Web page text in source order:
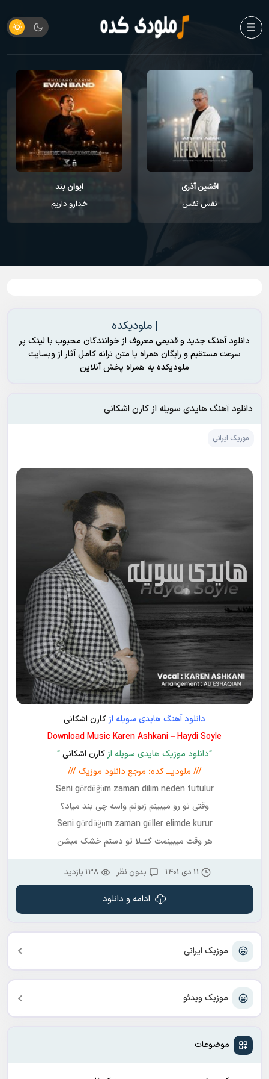
افشین آذری
نفس نفس
ایوان بند
خدارو داریم
موزیک ایرانی
موزیک ویدئو
موضوعات
| ملودیکده
دانلود آهنگ جدید و قدیمی معروف از خوانندگان محبوب با لینک پر
سرعت مستقیم و رایگان همراه با متن ترانه کامل آثار از وبسایت
ملودیکده به همراه پخش آنلاین
دانلود آهنگ هایدی سویله از کارن اشکانی
موزیک ایرانی
دانلود آهنگ هایدی سویله از کارن اشکانی
Download Music Karen Ashkani – Haydi Soyle
“دانلود موزیک هایدی سویله از کارن اشکانی“
/// ملودیـــ کده؛ مرجع دانلود موزیک ///
Seni gördüğüm zaman dilim neden tutulur
وقتی تو رو میبینم زبونم واسه چی بند میاد؟
Seni gördüğüm zaman güller elimde kurur
هر وقت میبینمت گــُــلا تو دستم خشک میشن
11 دی 1401 بدون نظر 138 بازدید
ادامه و دانلود